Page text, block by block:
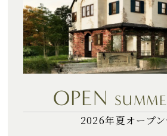
OPEN
2026年夏オープ